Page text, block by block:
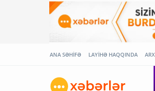
ANA SƏHİFƏ LAYİHƏ HAQQINDA